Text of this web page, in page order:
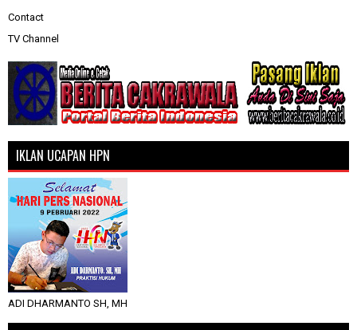
Contact
TV Channel
IKLAN UCAPAN HPN
ADI DHARMANTO SH, MH